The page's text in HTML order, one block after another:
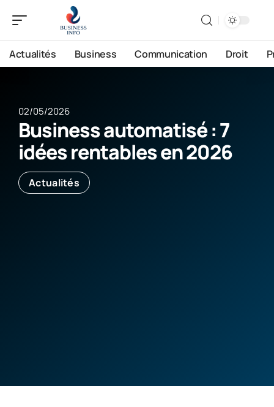
Actualités Business Communication Droit
02/05/2026
Business automatisé : 7
idées rentables en 2026
Actualités